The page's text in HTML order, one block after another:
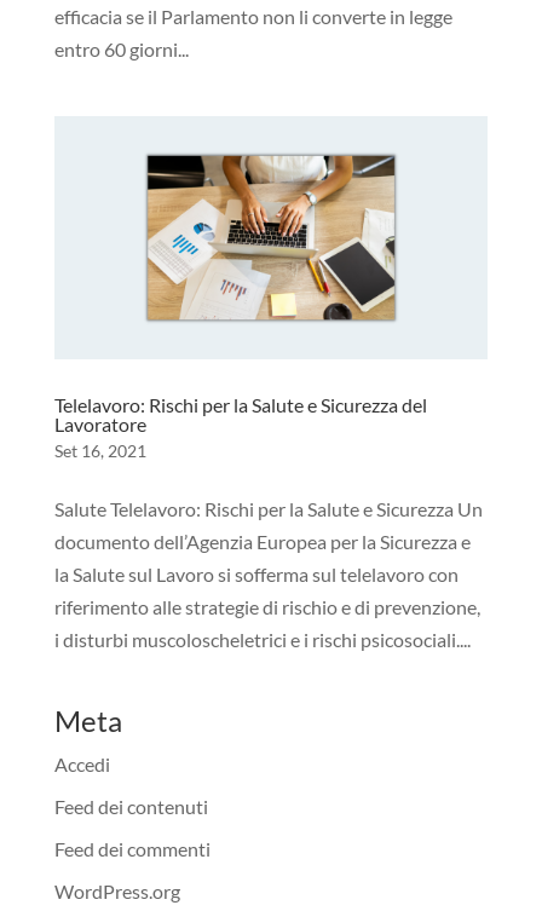
efficacia se il Parlamento non li converte in legge
entro 60 giorni...
Telelavoro: Rischi per la Salute e Sicurezza del
Lavoratore
Set 16, 2021
Salute Telelavoro: Rischi per la Salute e Sicurezza Un
documento dell’Agenzia Europea per la Sicurezza e
la Salute sul Lavoro si sofferma sul telelavoro con
riferimento alle strategie di rischio e di prevenzione,
i disturbi muscoloscheletrici e i rischi psicosociali....
Meta
Accedi
Feed dei contenuti
Feed dei commenti
WordPress.org